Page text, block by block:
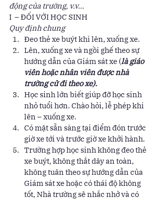
động của trường, v.v…
I  – ĐỐI VỚI HỌC SINH
Quy định chung
Đeo thẻ xe buýt khi lên, xuống xe.
Lên, xuống xe và ngồi ghế theo sự
hướng dẫn của Giám sát xe (là giáo
viên hoặc nhân viên được nhà
trường cử đi theo xe).
Học sinh lớn biết giúp đỡ học sinh
nhỏ tuổi hơn. Chào hỏi, lễ phép khi
lên – xuống xe.
Có mặt sẵn sàng tại điểm đón trước
giờ xe tới và trước giờ xe khởi hành.
Trường hợp học sinh không đeo thẻ
xe buýt, không thắt dây an toàn,
không tuân theo sự hướng dẫn của
Giám sát xe hoặc có thái độ không
tốt, Nhà trường sẽ nhắc nhở và có